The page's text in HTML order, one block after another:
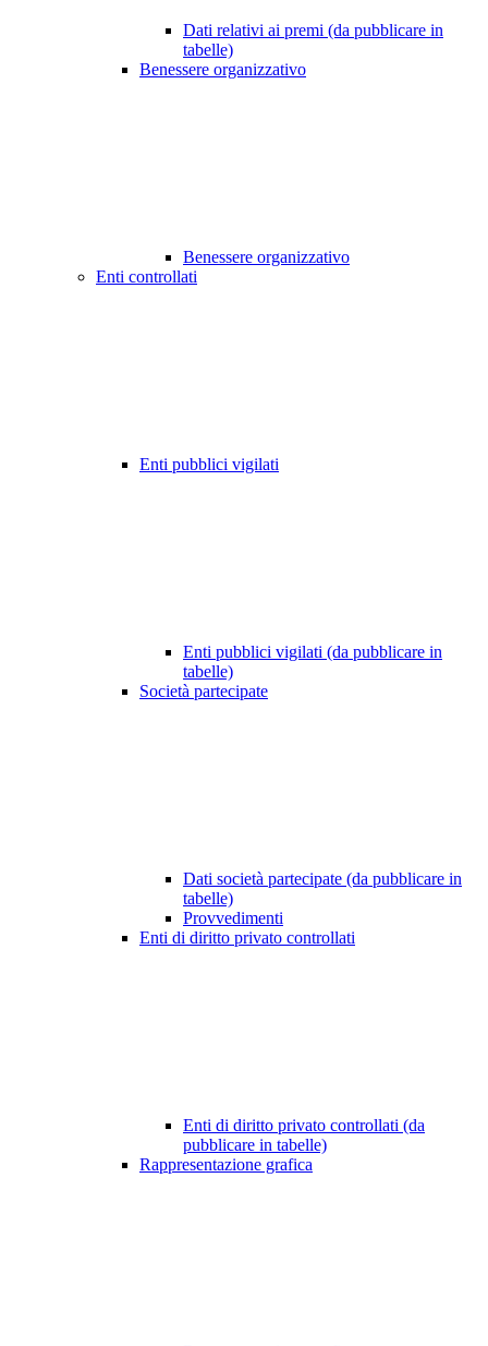
Dati relativi ai premi (da pubblicare in
tabelle)
Benessere organizzativo
Benessere organizzativo
Enti controllati
Enti pubblici vigilati
Enti pubblici vigilati (da pubblicare in
tabelle)
Società partecipate
Dati società partecipate (da pubblicare in
tabelle)
Provvedimenti
Enti di diritto privato controllati
Enti di diritto privato controllati (da
pubblicare in tabelle)
Rappresentazione grafica